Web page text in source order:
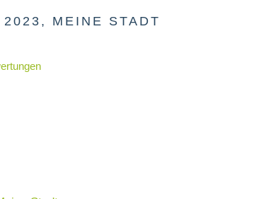
2023, MEINE STADT